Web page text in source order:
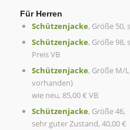
Für Herren
Schützenjacke, Größe 50,
Schützenjacke, Größe 98,
Preis VB
Schützenjacke, Größe M/
vorhanden)
wie neu, 85,00 € VB
Schützenjacke, Größe 46,
sehr guter Zustand, 40,00 €